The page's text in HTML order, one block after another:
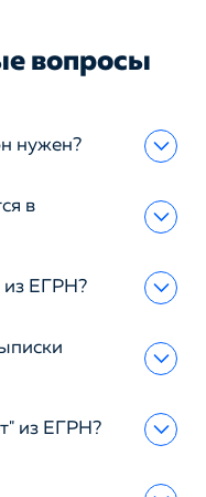
вопросы
нужен?
в
из ЕГРН?
из ЕГРН?